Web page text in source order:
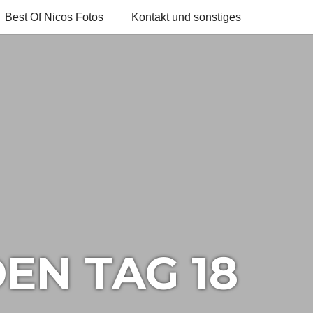
Best Of Nicos Fotos Kontakt und sonstiges
TAG 18